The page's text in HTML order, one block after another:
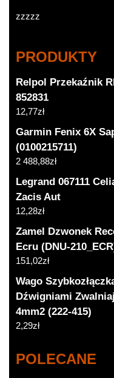
zzzzz
PRODUKTY
Relpol Przekaźnik
852831
12,77zł
Garmin Fenix 6X
(0100215711)
2 488,88zł
Legrand 067111
Zacis Aut
12,28zł
Zamel Dzwonek
Ecru (DNU-
151,02zł
Wago
Dźwigniami
4mm2 (222-415)
2,29zł
POLECANE